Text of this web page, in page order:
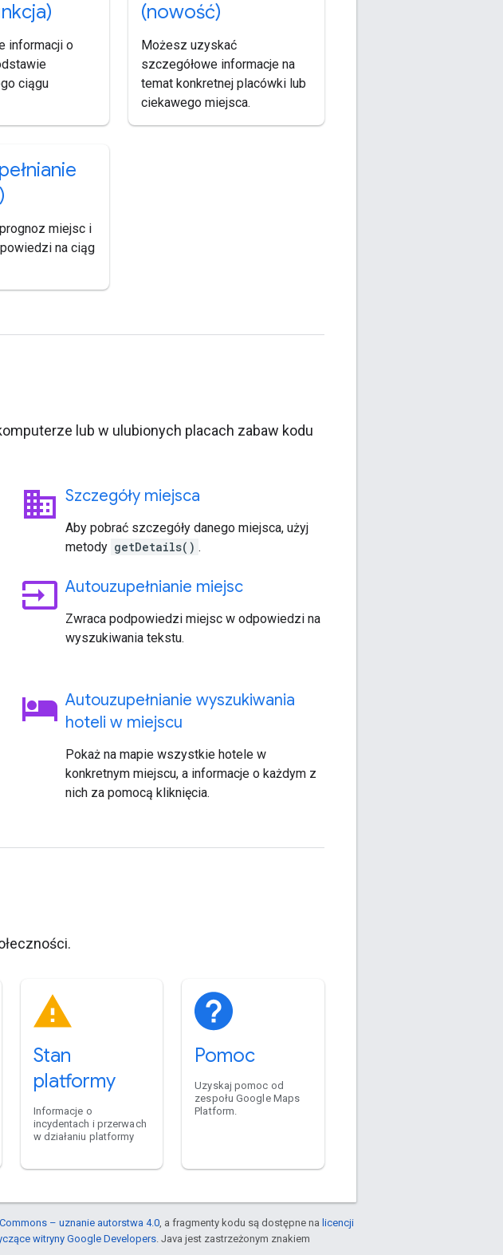
informacji o
ciągu
(nowość)
Możesz uzyskać
szczegółowe informacje na
temat konkretnej placówki lub
ciekawego miejsca.
miejsc i
na ciąg
lub w ulubionych placach zabaw kodu
business Szczegóły miejsca
Aby pobrać szczegóły danego miejsca, użyj
metody getDetails() .
input Autouzupełnianie miejsc
Zwraca podpowiedzi miejsc w odpowiedzi na
wyszukiwania tekstu.
hotel Autouzupełnianie wyszukiwania
hoteli w miejscu
Pokaż na mapie wszystkie hotele w
konkretnym miejscu, a informacje o każdym z
nich za pomocą kliknięcia.
Stan
platformy
Informacje o
incydentach i przerwach
w działaniu platformy
Pomoc
Uzyskaj pomoc od
zespołu Google Maps
Platform.
– uznanie autorstwa 4.0, a fragmenty kodu są dostępne na licencji
witryny Google Developers. Java jest zastrzeżonym znakiem